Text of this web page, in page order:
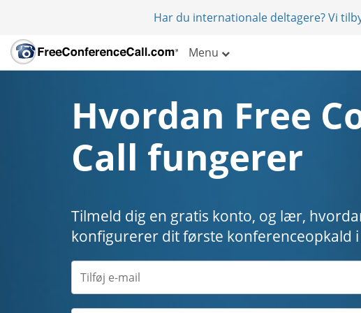
Har du internationale deltagere? Vi
Menu
Hvordan Free
Call fungerer
Tilmeld dig en gratis konto, og lær,
konfigurerer dit første konferenceopkald i